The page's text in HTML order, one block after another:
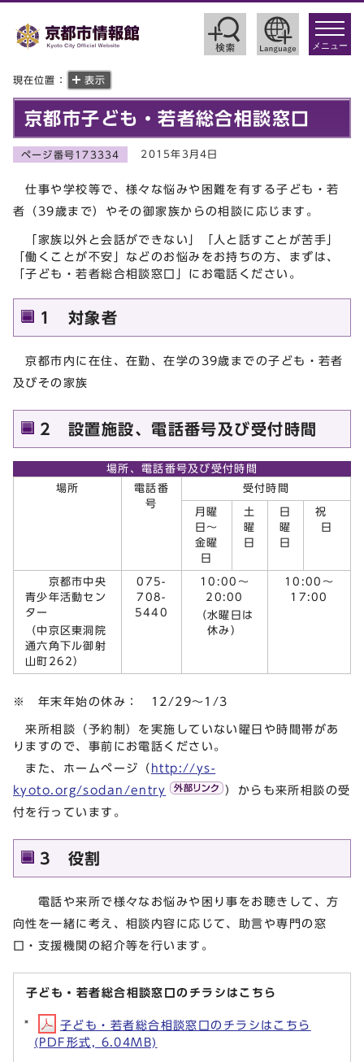
toggle
メニュー
現在位置： 表示
京都市子ども・若者総合相談窓口
ページ番号173334 2015年3月4日
仕事や学校等で、様々な悩みや困難を有する子ども・若
者（39歳まで）やその御家族からの相談に応じます。
「家族以外と会話ができない」「人と話すことが苦手」
「働くことが不安」などのお悩みをお持ちの方、まずは、
「子ども・若者総合相談窓口」にお電話ください。
1 対象者
京都市内に在住、在勤、在学の39歳までの子ども・若者
及びその家族
2 設置施設、電話番号及び受付時間
場所、電話番号及び受付時間
場所
電話番
号
受付時間
月曜
日～
金曜
日
土
曜
日
日
曜
日
祝
日
京都市中央
青少年活動セン
ター
（中京区東洞院
通六角下ル御射
山町262）
075-
708-
5440
10:00～
20:00
（水曜日は
休み）
10:00～
17:00
※ 年末年始の休み： 12/29～1/3
来所相談（予約制）を実施していない曜日や時間帯があ
りますので、事前にお電話ください。
また、ホームページ（ http://ys-
kyoto.org/sodan/entry
）からも来所相談の受
付を行っています。
3 役割
電話や来所で様々なお悩みや困り事をお聴きして、方
向性を一緒に考え、相談内容に応じて、助言や専門の窓
口・支援機関の紹介等を行います。
子ども・若者総合相談窓口のチラシはこちら
子ども・若者総合相談窓口のチラシはこちら
(PDF形式, 6.04MB)